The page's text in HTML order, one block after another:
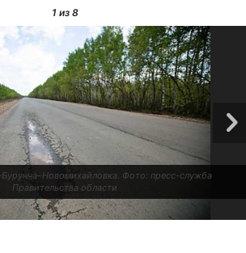
1из 8
Фото: пресс-служба
Правительства области